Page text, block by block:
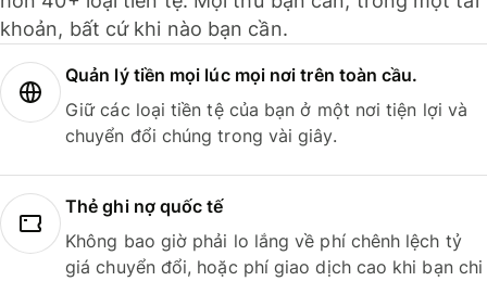
khoản, bất cứ khi nào bạn cần.
Quản lý tiền mọi lúc mọi nơi trên toàn cầu.
Giữ các loại tiền tệ của bạn ở một nơi tiện lợi và
chuyển đổi chúng trong vài giây.
Thẻ ghi nợ quốc tế
Không bao giờ phải lo lắng về phí chênh lệch tỷ
giá chuyển đổi, hoặc phí giao dịch cao khi bạn chi